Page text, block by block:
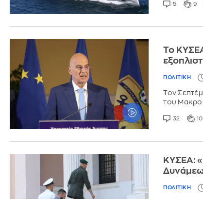
5 9
Το
ΠΟΛΙΤΙΚΗ
Τον
του
32 10
ΚΥΣΕΑ:
ΠΟΛΙΤΙΚΗ